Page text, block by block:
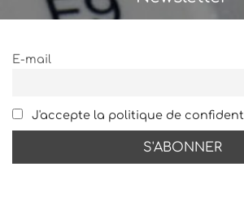
E-mail
J'accepte la politique de